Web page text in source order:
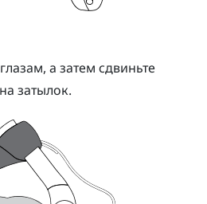
а затем сдвиньте
затылок.